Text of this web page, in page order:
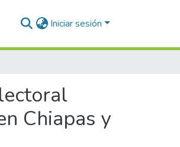
Iniciar sesión
Chiapas y